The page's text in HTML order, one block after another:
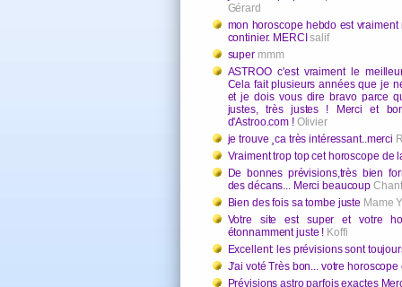
Gérard
mon horoscope hebdo est
continier. MERCIsalif
super mmm
ASTROO c'est vraiment le
Cela fait plusieurs années que je
et je dois vous dire bravo parce
justes, très justes ! Merci et
d'Astroo.com ! Olivier
je trouve ¸ca très intéressant..merci
Vraiment trop top cet horoscope de
De bonnes prévisions,très bien
des décans... Merci beaucoup
Bien des fois sa tombe juste Mame
Votre site est super et votre
étonnamment juste ! Koffi
Excellent: les prévisions sont
J'ai voté Très bon... votre
Prévisions astro parfois exactes